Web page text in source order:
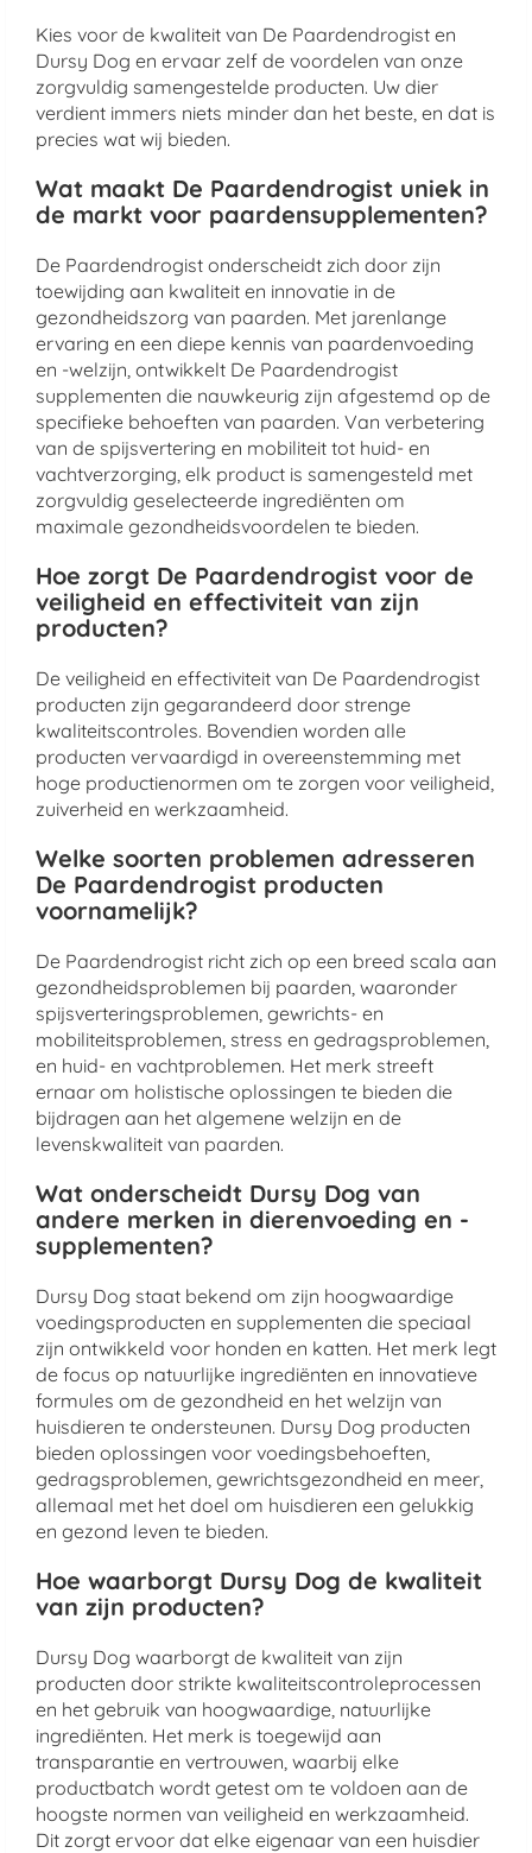
Kies voor de kwaliteit van De Paardendrogist en
Dursy Dog en ervaar zelf de voordelen van onze
zorgvuldig samengestelde producten. Uw dier
verdient immers niets minder dan het beste, en dat is
precies wat wij bieden.
Wat maakt De Paardendrogist uniek in
de markt voor paardensupplementen?
De Paardendrogist onderscheidt zich door zijn
toewijding aan kwaliteit en innovatie in de
gezondheidszorg van paarden. Met jarenlange
ervaring en een diepe kennis van paardenvoeding
en -welzijn, ontwikkelt De Paardendrogist
supplementen die nauwkeurig zijn afgestemd op de
specifieke behoeften van paarden. Van verbetering
van de spijsvertering en mobiliteit tot huid- en
vachtverzorging, elk product is samengesteld met
zorgvuldig geselecteerde ingrediënten om
maximale gezondheidsvoordelen te bieden.
Hoe zorgt De Paardendrogist voor de
veiligheid en effectiviteit van zijn
producten?
De veiligheid en effectiviteit van De Paardendrogist
producten zijn gegarandeerd door strenge
kwaliteitscontroles. Bovendien worden alle
producten vervaardigd in overeenstemming met
hoge productienormen om te zorgen voor veiligheid,
zuiverheid en werkzaamheid.
Welke soorten problemen adresseren
De Paardendrogist producten
voornamelijk?
De Paardendrogist richt zich op een breed scala aan
gezondheidsproblemen bij paarden, waaronder
spijsverteringsproblemen, gewrichts- en
mobiliteitsproblemen, stress en gedragsproblemen,
en huid- en vachtproblemen. Het merk streeft
ernaar om holistische oplossingen te bieden die
bijdragen aan het algemene welzijn en de
levenskwaliteit van paarden.
Wat onderscheidt Dursy Dog van
andere merken in dierenvoeding en -
supplementen?
Dursy Dog staat bekend om zijn hoogwaardige
voedingsproducten en supplementen die speciaal
zijn ontwikkeld voor honden en katten. Het merk legt
de focus op natuurlijke ingrediënten en innovatieve
formules om de gezondheid en het welzijn van
huisdieren te ondersteunen. Dursy Dog producten
bieden oplossingen voor voedingsbehoeften,
gedragsproblemen, gewrichtsgezondheid en meer,
allemaal met het doel om huisdieren een gelukkig
en gezond leven te bieden.
Hoe waarborgt Dursy Dog de kwaliteit
van zijn producten?
Dursy Dog waarborgt de kwaliteit van zijn
producten door strikte kwaliteitscontroleprocessen
en het gebruik van hoogwaardige, natuurlijke
ingrediënten. Het merk is toegewijd aan
transparantie en vertrouwen, waarbij elke
productbatch wordt getest om te voldoen aan de
hoogste normen van veiligheid en werkzaamheid.
Dit zorgt ervoor dat elke eigenaar van een huisdier